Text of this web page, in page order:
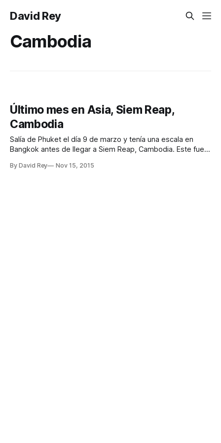
David Rey
Cambodia
Último mes en Asia, Siem Reap,
Cambodia
Salía de Phuket el día 9 de marzo y tenía una escala en
Bangkok antes de llegar a Siem Reap, Cambodia. Este fue
am * Bangkok (DMK) 2:50 pm ✈ Siem Reap (REP) 3:45 pm
By David Rey Nov 15, 2015